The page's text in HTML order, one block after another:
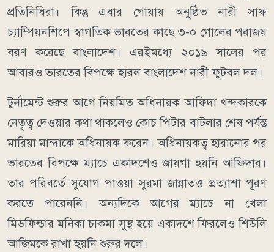
প্রতিনিধিরা। কিন্তু এবার গোয়ায় অনুষ্ঠিত নারী সাফ
চ্যাম্পিয়নশিপে স্বাগতিক ভারতের কাছে ৩-০ গোলের পরাজয়
বরণ করেছে বাংলাদেশ। এরইমধ্যে ২০১৯ সালের পর
আবারও ভারতের বিপক্ষে হারল বাংলাদেশ নারী ফুটবল দল।
টুর্নামেন্ট শুরুর আগে নিয়মিত অধিনায়ক আফিদা খন্দকারকে
নেতৃত্ব দেওয়ার কথা থাকলেও কোচ পিটার বাটলার শেষ পর্যন্ত
মারিয়া মান্দাকে অধিনায়ক করেন। অধিনায়কত্ব হারানোর পর
ভারতের বিপক্ষে ম্যাচে একাদশেও জায়গা হয়নি আফিদার।
তার পরিবর্তে সুযোগ পাওয়া সুরমা জান্নাতও প্রত্যাশা পূরণ
করতে পারেননি। অন্যদিকে আগের ম্যাচে না খেলা
মিডফিল্ডার মনিকা চাকমা সুস্থ হয়ে একাদশে ফিরলেও শিউলি
আজিমকে রাখা হয়নি শুরুর দলে।